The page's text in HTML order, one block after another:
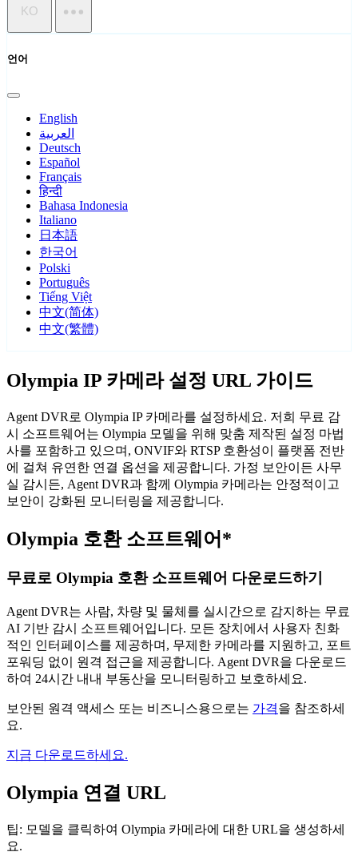
KO
언어
English
العربية
Deutsch
Español
Français
हिन्दी
Bahasa Indonesia
Italiano
日本語
한국어
Polski
Português
Tiếng Việt
中文(简体)
中文(繁體)
Olympia IP 카메라 설정 URL 가이드
Agent DVR로 Olympia IP 카메라를 설정하세요. 저희 무료 감
시 소프트웨어는 Olympia 모델을 위해 맞춤 제작된 설정 마법
사를 포함하고 있으며, ONVIF와 RTSP 호환성이 플랫폼 전반
에 걸쳐 유연한 연결 옵션을 제공합니다. 가정 보안이든 사무
실 감시든, Agent DVR과 함께 Olympia 카메라는 안정적이고
보안이 강화된 모니터링을 제공합니다.
Olympia 호환 소프트웨어*
무료로 Olympia 호환 소프트웨어 다운로드하기
Agent DVR는 사람, 차량 및 물체를 실시간으로 감지하는 무료
AI 기반 감시 소프트웨어입니다. 모든 장치에서 사용자 친화
적인 인터페이스를 제공하며, 무제한 카메라를 지원하고, 포트
포워딩 없이 원격 접근을 제공합니다. Agent DVR을 다운로드
하여 24시간 내내 부동산을 모니터링하고 보호하세요.
보안된 원격 액세스 또는 비즈니스용으로는 가격을 참조하세
요.
지금 다운로드하세요.
Olympia 연결 URL
팁: 모델을 클릭하여 Olympia 카메라에 대한 URL을 생성하세
요.